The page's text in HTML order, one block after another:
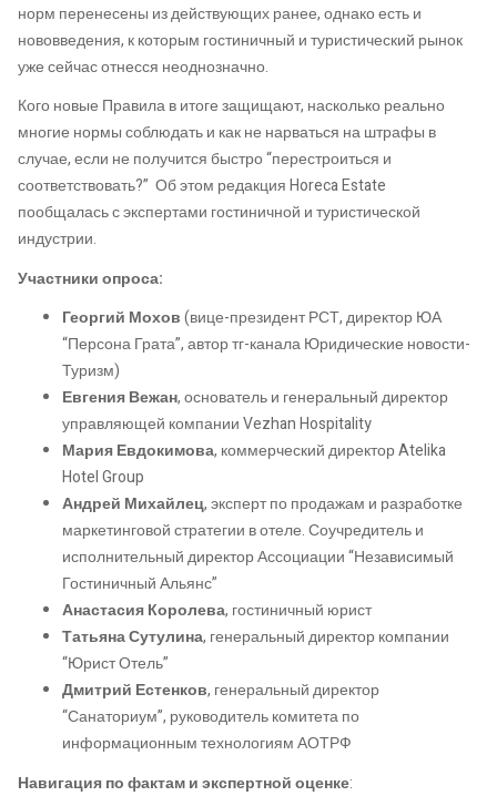
норм перенесены из действующих ранее, однако есть и
нововведения, к которым гостиничный и туристический рынок
уже сейчас отнесся неоднозначно.
Кого новые Правила в итоге защищают, насколько реально
многие нормы соблюдать и как не нарваться на штрафы в
случае, если не получится быстро “перестроиться и
соответствовать?” Об этом редакция Horeca Estate
пообщалась с экспертами гостиничной и туристической
индустрии.
Участники опроса:
Георгий Мохов(вице-президент РСТ, директор ЮА
“Персона Грата”, автор тг-канала Юридические новости-
Туризм)
Евгения Вежан, основатель и генеральный директор
управляющей компании Vezhan Hospitality
Мария Евдокимова, коммерческий директор Atelika
Hotel Group
Андрей Михайлец, эксперт по продажам и разработке
маркетинговой стратегии в отеле. Соучредитель и
исполнительный директор Ассоциации “Независимый
Гостиничный Альянс”
Анастасия Королева, гостиничный юрист
Татьяна Сутулина, генеральный директор компании
“Юрист Отель”
Дмитрий Естенков, генеральный директор
“Санаториум”, руководитель комитета по
информационным технологиям АОТРФ
Навигация по фактам и экспертной оценке: